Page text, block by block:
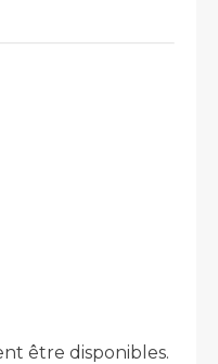
être disponibles.